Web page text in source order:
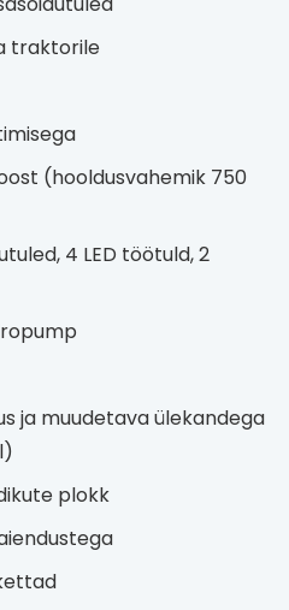
traktorile
(hooldusvahemik 750
4 LED töötuld, 2
ja muudetava ülekandega
plokk